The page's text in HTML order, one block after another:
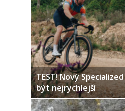
TEST! Nový
být nejrychlejší